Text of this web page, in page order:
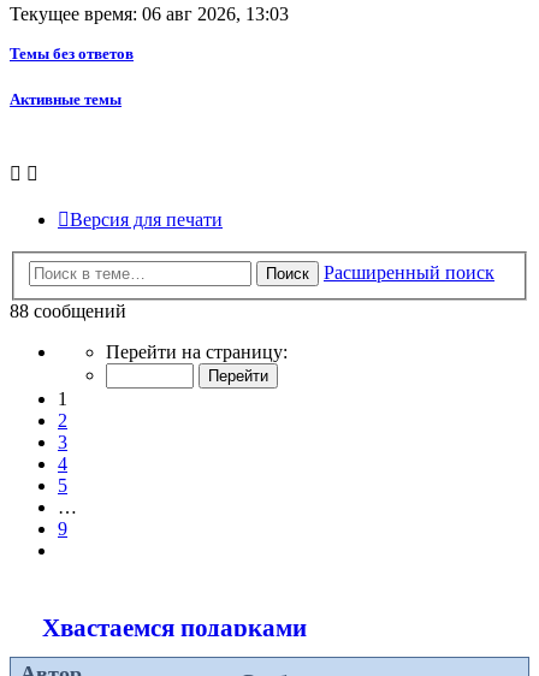
Текущее время: 06 авг 2026, 13:03
Темы без ответов
Активные темы
Версия для печати
Поиск
Расширенный поиск
88 сообщений
Страница
из
9
Перейти на страницу:
1
2
3
4
5
…
9
Хвастаемся подарками